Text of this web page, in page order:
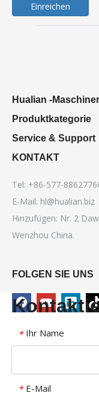
Einreichen
Hualian -
Produktkategorie
Service & Support
KONTAKT
Tel: +86-577-
E-Mail: hl@hualian.biz
Hinzufügen: Nr. 2
Wenzhou China.
FOLGEN SIE UNS
* Ihr Name
* E-Mail